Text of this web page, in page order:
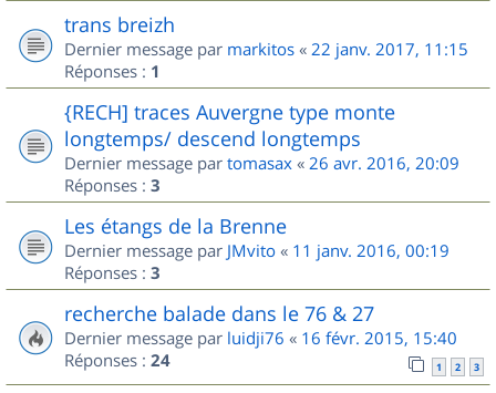
trans breizh
Dernier message par markitos « 22 janv. 2017, 11:15
Réponses : 1
{RECH] traces Auvergne type monte
longtemps/ descend longtemps
Dernier message par tomasax « 26 avr. 2016, 20:09
Réponses : 3
Les étangs de la Brenne
Dernier message par JMvito « 11 janv. 2016, 00:19
Réponses : 3
recherche balade dans le 76 & 27
Dernier message par luidji76 « 16 févr. 2015, 15:40
Réponses : 24 1 2 3